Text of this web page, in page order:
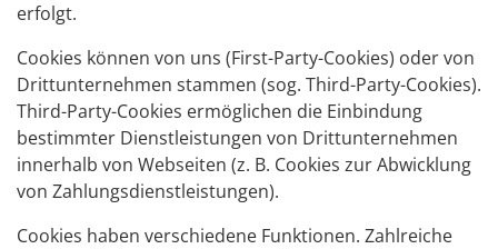
erfolgt.
Cookies können von uns (First-Party-Cookies) oder von
Drittunternehmen stammen (sog. Third-Party-Cookies).
Third-Party-Cookies ermöglichen die Einbindung
bestimmter Dienstleistungen von Drittunternehmen
innerhalb von Webseiten (z. B. Cookies zur Abwicklung
von Zahlungsdienstleistungen).
Cookies haben verschiedene Funktionen. Zahlreiche